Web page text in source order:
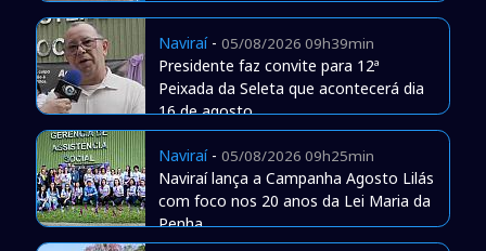
Naviraí- 05/08/2026 09h39min
Presidente faz convite para 12ª
Peixada da Seleta que acontecerá dia
16 de agosto
Naviraí- 05/08/2026 09h25min
Naviraí lança a Campanha Agosto Lilás
com foco nos 20 anos da Lei Maria da
Penha